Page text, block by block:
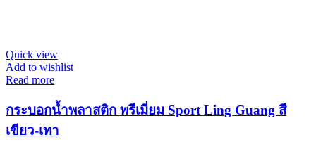
Quick view
Add to wishlist
Read more
กระบอกน้ำพลาสติก พรีเมี่ยม Sport Ling Guang สี
เขียว-เทา